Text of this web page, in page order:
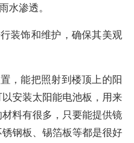
水渗透。
装饰和维护，确保其美观
，能把照射到楼顶上的阳
安装太阳能电池板，用来
料有很多，只要能提供镜
钢板、锡箔板等都是很好